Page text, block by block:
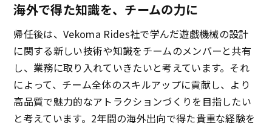
海外で得た知識を、チームの力に
帰任後は、Vekoma Rides社で学んだ遊戯機械の設計
に関する新しい技術や知識をチームのメンバーと共有
し、業務に取り入れていきたいと考えています。それ
によって、チーム全体のスキルアップに貢献し、より
高品質で魅力的なアトラクションづくりを目指したい
と考えています。2年間の海外出向で得た貴重な経験を